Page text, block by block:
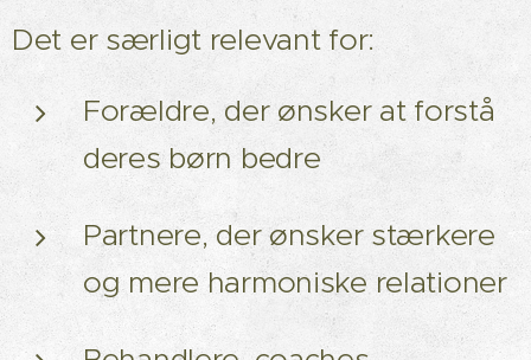
Det er særligt relevant for:
Forældre, der ønsker at forstå
deres børn bedre
Partnere, der ønsker stærkere
og mere harmoniske relationer